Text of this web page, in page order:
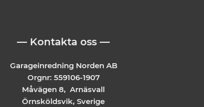
— Kontakta oss —
Garageinredning Norden AB
Orgnr: 559106-1907
Måvägen 8, Arnäsvall
Örnsköldsvik, Sverige